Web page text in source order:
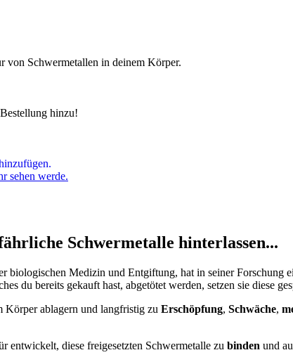
von Schwermetallen in deinem Körper.
hinzu!
sehen werde.
Schwermetalle hinterlassen...
Medizin und Entgiftung, hat in seiner Forschung
du bereits gekauft hast, abgetötet werden, setzen sie diese
Körper ablagern und langfristig zu Erschöpfung, Schwäche,
entwickelt, diese freigesetzten Schwermetalle zu binden und